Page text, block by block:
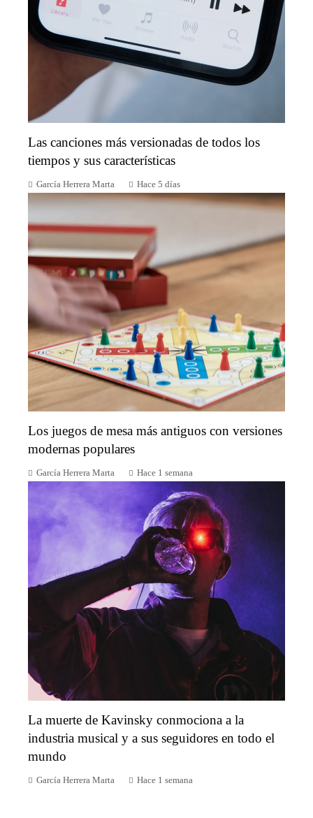
Las canciones más versionadas de todos los
tiempos y sus características
García Herrera Marta Hace 5 días
Los juegos de mesa más antiguos con versiones
modernas populares
García Herrera Marta Hace 1 semana
La muerte de Kavinsky conmociona a la
industria musical y a sus seguidores en todo el
mundo
García Herrera Marta Hace 1 semana